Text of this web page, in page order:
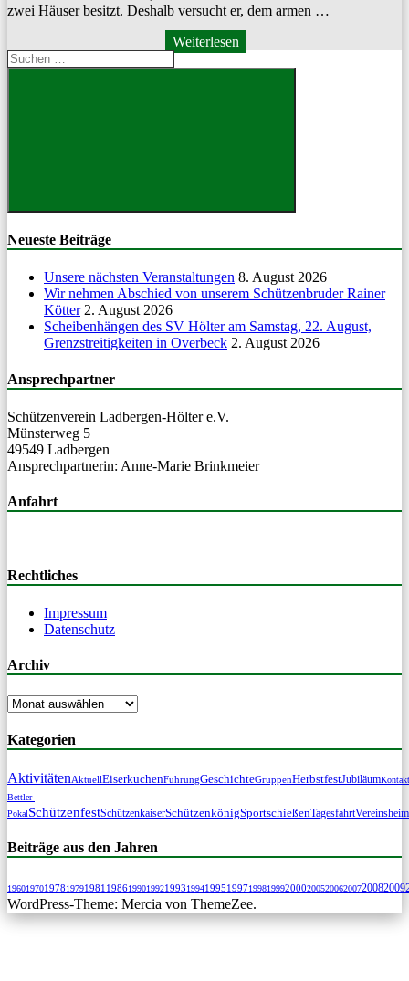
zwei Häuser besitzt. Deshalb ver­sucht er, dem armen …
Weiterlesen
Suchen
nach:
Suchen
Neueste Beiträge
Unsere nächsten Veranstaltungen 8. August 2026
Wir nehmen Abschied von unserem Schützenbruder Rainer
Kötter 2. August 2026
Scheibenhängen des SV Hölter am Samstag, 22. August,
Grenzstreitigkeiten in Overbeck 2. August 2026
Ansprechpartner
Schützen­vere­in Lad­ber­gen-Höl­ter e.V.
Mün­ster­weg 5
49549 Ladbergen
Ansprech­part­ner­in: Anne-Marie Brinkmeier
Anfahrt
Rechtliches
Impressum
Datenschutz
Archiv
Archiv
Kategorien
AktivitätenAktuellEiserkuchenFührungGeschichteGruppenHerbstfestJubiläumKontakt
Bettler-
PokalSchützenfestSchützenkaiserSchützenkönigSportschießenTagesfahrtVereinsheim
Beiträge aus den Jahren
19601970197819791981 198619901992199319941995199719981999200020052006200720082009
WordPress-Theme: Mercia von ThemeZee.